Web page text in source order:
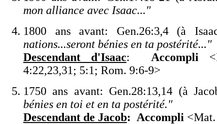
mon alliance avec Isaac..."
1800 ans avant:
Gen.26:3,4 (à
nations...seront bénies en ta postérité..."
Descendant d'Isaac: Accompli <
4:22,23,31; 5:1; Rom. 9:6-9>
1750 ans avant: Gen.28:13,14 (à
bénies en toi et en ta postérité."
Descendant de Jacob: Accompli <